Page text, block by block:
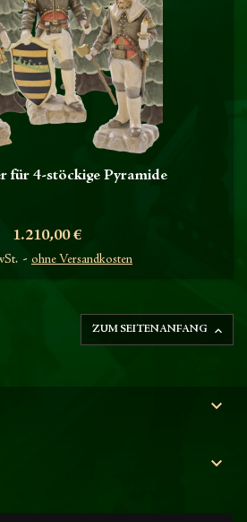
für 4-stöckige Pyramide
Preis
1.210,00 €
ohne Versandkosten
ZUM SEITENANFANG 

